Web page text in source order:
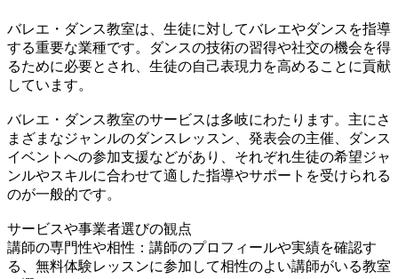
バレエ・ダンス教室は、生徒に対してバレエやダンスを指導
する重要な業種です。ダンスの技術の習得や社交の機会を得
るために必要とされ、生徒の自己表現力を高めることに貢献
しています。
バレエ・ダンス教室のサービスは多岐にわたります。主にさ
まざまなジャンルのダンスレッスン、発表会の主催、ダンス
イベントへの参加支援などがあり、それぞれ生徒の希望ジャ
ンルやスキルに合わせて適した指導やサポートを受けられる
のが一般的です。
サービスや事業者選びの観点
講師の専門性や相性：講師のプロフィールや実績を確認す
る、無料体験レッスンに参加して相性のよい講師がいる教室